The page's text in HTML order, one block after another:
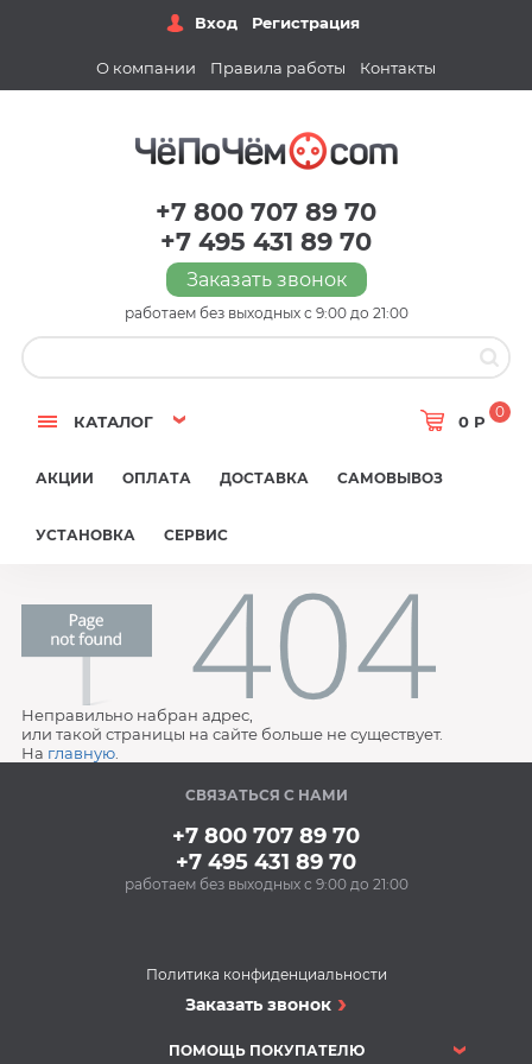
Вход Регистрация
О компании Правила работы Контакты
+7 800 707 89 70
+7 495 431 89 70
Заказать звонок
работаем без выходных с 9:00 до 21:00
КАТАЛОГ 0 Р
0
АКЦИИ ОПЛАТА ДОСТАВКА САМОВЫВОЗ
УСТАНОВКА СЕРВИС
Неправильно набран адрес,
или такой страницы на сайте больше не существует.
На главную.
СВЯЗАТЬСЯ С НАМИ
+7 800 707 89 70
+7 495 431 89 70
работаем без выходных с 9:00 до 21:00
Политика конфиденциальности
Заказать звонок
ПОМОЩЬ ПОКУПАТЕЛЮ